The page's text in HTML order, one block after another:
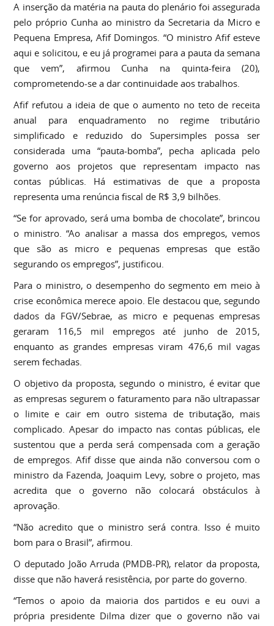
A inserção da matéria na pauta do plenário foi assegurada
pelo próprio Cunha ao ministro da Secretaria da Micro e
Pequena Empresa, Afif Domingos. “O ministro Afif esteve
aqui e solicitou, e eu já programei para a pauta da semana
que vem”, afirmou Cunha na quinta-feira (20),
comprometendo-se a dar continuidade aos trabalhos.
Afif refutou a ideia de que o aumento no teto de receita
anual para enquadramento no regime tributário
simplificado e reduzido do Supersimples possa ser
considerada uma “pauta-bomba”, pecha aplicada pelo
governo aos projetos que representam impacto nas
contas públicas. Há estimativas de que a proposta
representa uma renúncia fiscal de R$ 3,9 bilhões.
“Se for aprovado, será uma bomba de chocolate”, brincou
o ministro. “Ao analisar a massa dos empregos, vemos
que são as micro e pequenas empresas que estão
segurando os empregos”, justificou.
Para o ministro, o desempenho do segmento em meio à
crise econômica merece apoio. Ele destacou que, segundo
dados da FGV/Sebrae, as micro e pequenas empresas
geraram 116,5 mil empregos até junho de 2015,
enquanto as grandes empresas viram 476,6 mil vagas
serem fechadas.
O objetivo da proposta, segundo o ministro, é evitar que
as empresas segurem o faturamento para não ultrapassar
o limite e cair em outro sistema de tributação, mais
complicado. Apesar do impacto nas contas públicas, ele
sustentou que a perda será compensada com a geração
de empregos. Afif disse que ainda não conversou com o
ministro da Fazenda, Joaquim Levy, sobre o projeto, mas
acredita que o governo não colocará obstáculos à
aprovação.
“Não acredito que o ministro será contra. Isso é muito
bom para o Brasil”, afirmou.
O deputado João Arruda (PMDB-PR), relator da proposta,
disse que não haverá resistência, por parte do governo.
“Temos o apoio da maioria dos partidos e eu ouvi a
própria presidente Dilma dizer que o governo não vai